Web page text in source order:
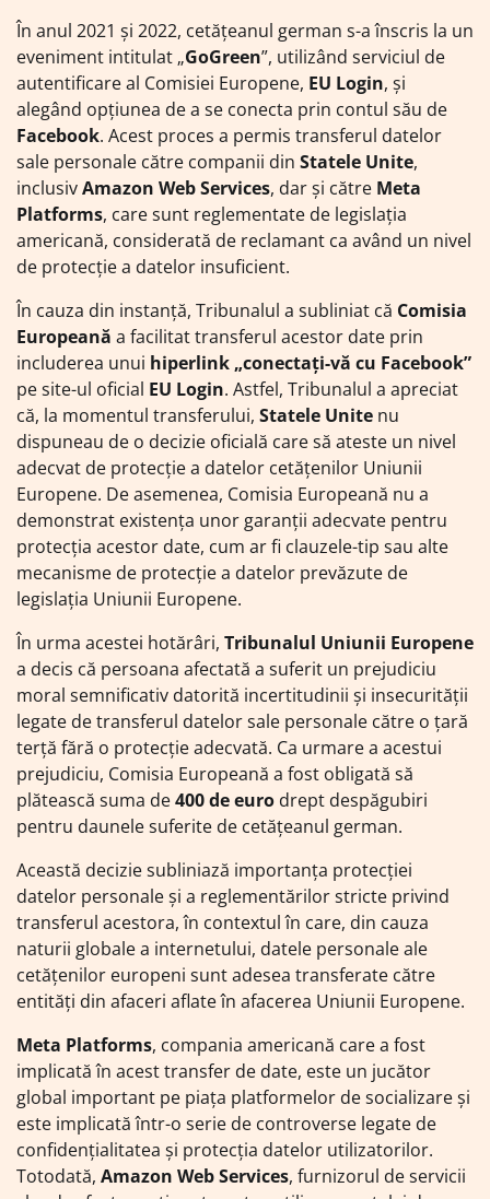
În anul 2021 și 2022, cetățeanul german s-a înscris la un
eveniment intitulat „GoGreen”, utilizând serviciul de
autentificare al Comisiei Europene, EU Login, și
alegând opțiunea de a se conecta prin contul său de
Facebook. Acest proces a permis transferul datelor
sale personale către companii din Statele Unite,
inclusivAmazon Web Services, dar și către Meta
Platforms, care sunt reglementate de legislația
americană, considerată de reclamant ca având un nivel
de protecție a datelor insuficient.
În cauza din instanță, Tribunalul a subliniat că Comisia
Europeană a facilitat transferul acestor date prin
includerea unui hiperlink „conectați-vă cu Facebook”
pe site-ul oficial EU Login. Astfel, Tribunalul a apreciat
că, la momentul transferului, Statele Unite nu
dispuneau de o decizie oficială care să ateste un nivel
adecvat de protecție a datelor cetățenilor Uniunii
Europene. De asemenea, Comisia Europeană nu a
demonstrat existența unor garanții adecvate pentru
protecția acestor date, cum ar fi clauzele-tip sau alte
mecanisme de protecție a datelor prevăzute de
legislația Uniunii Europene.
În urma acestei hotărâri, Tribunalul Uniunii Europene
a decis că persoana afectată a suferit un prejudiciu
moral semnificativ datorită incertitudinii și insecurității
legate de transferul datelor sale personale către o țară
terță fără o protecție adecvată. Ca urmare a acestui
prejudiciu, Comisia Europeană a fost obligată să
plătească suma de400 de euro drept despăgubiri
pentru daunele suferite de cetățeanul german.
Această decizie subliniază importanța protecției
datelor personale și a reglementărilor stricte privind
transferul acestora, în contextul în care, din cauza
naturii globale a internetului, datele personale ale
cetățenilor europeni sunt adesea transferate către
entități din afaceri aflate în afacerea Uniunii Europene.
Meta Platforms, compania americană care a fost
implicată în acest transfer de date, este un jucător
global important pe piața platformelor de socializare și
este implicată într-o serie de controverse legate de
confidențialitatea și protecția datelor utilizatorilor.
Totodată, Amazon Web Services, furnizorul de servicii